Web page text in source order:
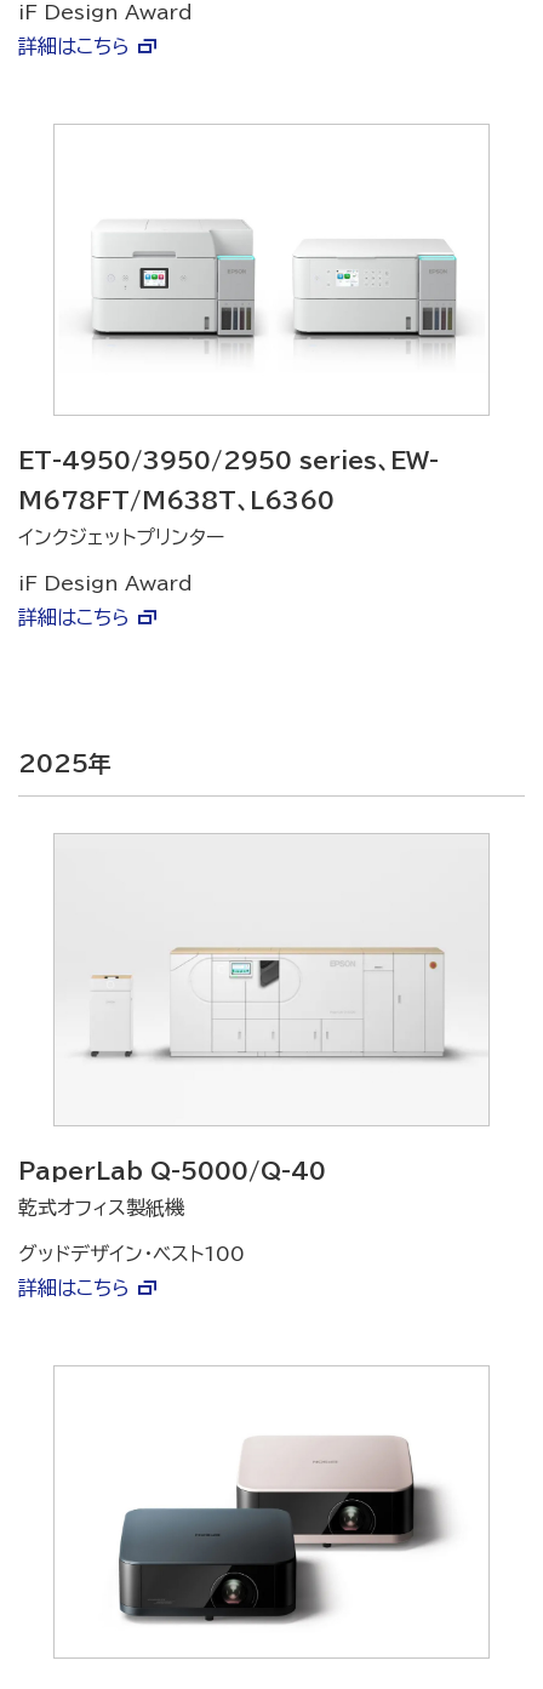
iF Design Award
詳細はこちら
ET-4950/3950/2950 series、EW-
M678FT/M638T、L6360
インクジェットプリンター
iF Design Award
詳細はこちら
2025年
PaperLab Q-5000/Q-40
乾式オフィス製紙機
グッドデザイン・ベスト100
詳細はこちら